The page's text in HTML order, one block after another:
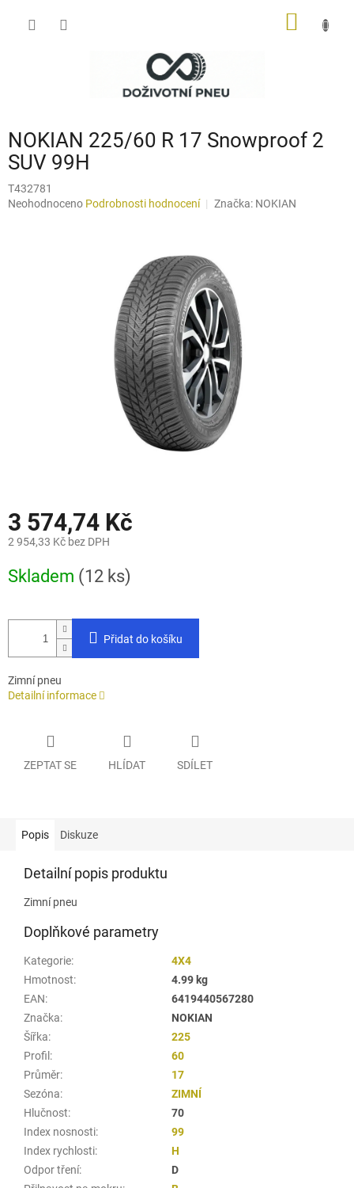
NOKIAN 225/60 R 17 Snowproof 2
SUV 99H
T432781
Průměrné
Neohodnoceno Podrobnosti hodnocení Značka: NOKIAN
3 574,74 Kč
2 954,33 Kč bez DPH
cena:
Skladem (12 ks)
Přidat do košíku
Zimní pneu
Detailní informace
ZEPTAT SE HLÍDAT SDÍLET
Popis Diskuze
Detailní popis produktu
Zimní pneu
Doplňkové parametry
Kategorie:
4X4
Hmotnost:
4.99 kg
EAN:
6419440567280
Značka:
NOKIAN
Šířka:
225
Profil :
60
Průměr:
17
Sezóna:
ZIMNÍ
Hlučnost:
70
Index nosnosti:
99
Index rychlosti:
H
Odpor tření:
D